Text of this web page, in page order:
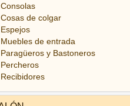
Consolas
Cosas de colgar
Espejos
Muebles de entrada
Paragüeros y Bastoneros
Percheros
Recibidores